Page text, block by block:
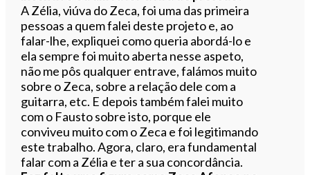
A Zélia, viúva do Zeca, foi uma das primeira
pessoas a quem falei deste projeto e, ao
falar-lhe, expliquei como queria abordá-lo e
ela sempre foi muito aberta nesse aspeto,
não me pôs qualquer entrave, falámos muito
sobre o Zeca, sobre a relação dele com a
guitarra, etc. E depois também falei muito
com o Fausto sobre isto, porque ele
conviveu muito com o Zeca e foi legitimando
este trabalho. Agora, claro, era fundamental
falar com a Zélia e ter a sua concordância.